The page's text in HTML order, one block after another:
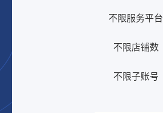
不限服务平台
不限店铺数
不限子账号